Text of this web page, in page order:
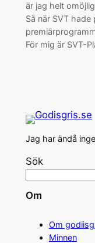
är jag helt
Så när SVT
För mig är SVT-
Jag har ändå
Sök
Om
Om
Minnen